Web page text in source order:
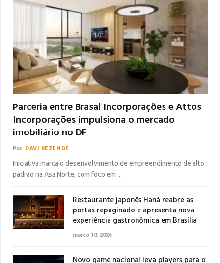
Parceria entre Brasal Incorporações e Attos
Incorporações impulsiona o mercado
imobiliário no DF
Por DAVI REZENDE
Iniciativa marca o desenvolvimento de empreendimento de alto
padrão na Asa Norte, com foco em…
Restaurante japonês Haná reabre as
portas repaginado e apresenta nova
experiência gastronômica em Brasília
março 10, 2026
Novo game nacional leva players para o